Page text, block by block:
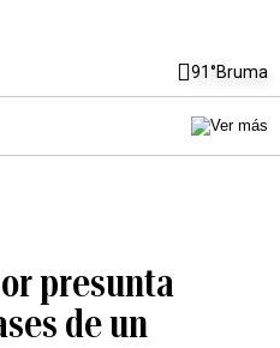
91°Bruma
presunta
de un